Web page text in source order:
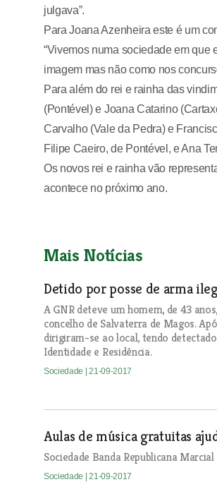
julgava”.
Para Joana Azenheira este é um
“Vivemos numa sociedade em que
imagem mas não como nos
Para além do rei e rainha das
(Pontével) e Joana Catarino
Carvalho (Vale da Pedra) e
Filipe Caeiro, de Pontével, e Ana
Os novos rei e rainha vão
acontece no próximo ano.
Mais Notícias
Detido por posse de arma
A GNR deteve um homem, de 43
concelho de Salvaterra de Magos.
dirigiram-se ao local, tendo
Identidade e Residência.
Sociedade | 21-09-2017
Aulas de música gratuitas
Sociedade Banda Republicana
Sociedade | 21-09-2017